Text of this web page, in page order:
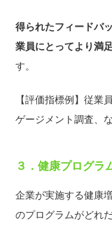
得られたフィードバ
業員にとってより満
す。
【評価指標例】従業
ゲージメント調査、
３．健康プログラ
企業が実施する健康
のプログラムがどれ